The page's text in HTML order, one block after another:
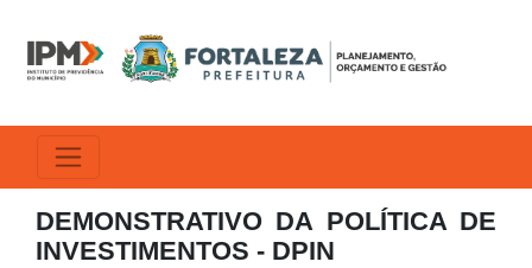
DEMONSTRATIVO DA POLÍTICA DE
INVESTIMENTOS - DPIN